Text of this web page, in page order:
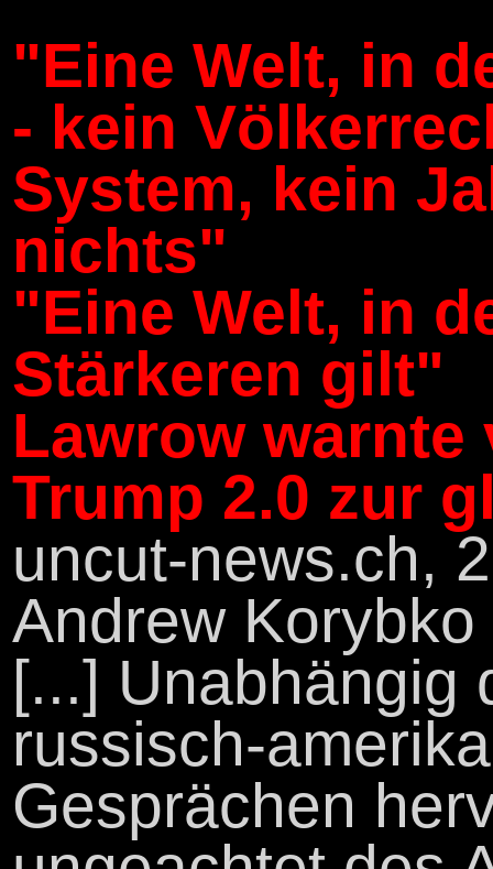
"Eine Welt, in
- kein
System, kein
nichts"
"Eine Welt, in
Stärkeren gilt"
Lawrow warnte
Trump 2.0 zur
uncut-news.ch,
Andrew Korybko
[...] Unabhängig
russisch-
Gesprächen